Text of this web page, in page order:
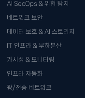
AI SecOps & 위협 탐지
네트워크 보안
데이터 보호 & AI 스토리지
IT 인프라 & 부하분산
가시성 & 모니터링
인프라 자동화
광/전송 네트워크